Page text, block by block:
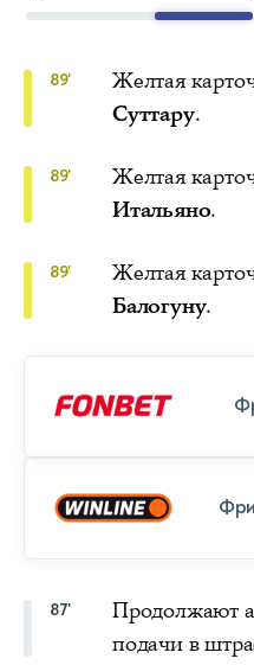
89' Желтая
Суттару.
89' Желтая
Итальяно.
89' Желтая
Балогуну.
87'
Продолжают
подачи в